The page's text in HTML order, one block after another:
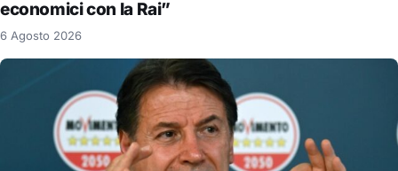
economici con la Rai”
6 Agosto 2026